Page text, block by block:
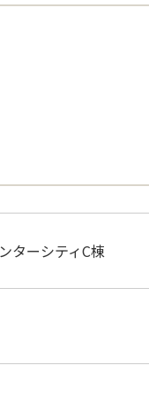
ターシティC棟